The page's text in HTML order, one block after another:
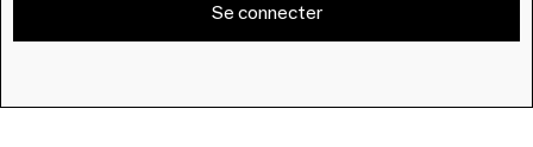
Se connecter